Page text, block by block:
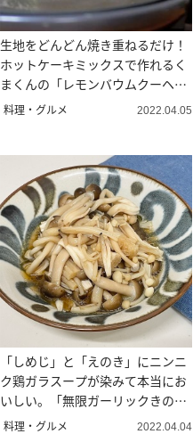
生地をどんどん焼き重ねるだけ！
ホットケーキミックスで作れるく
まくんの「レモンバウムクーヘ
ン」レシピ
料理・グルメ 2022.04.05
「しめじ」と「えのき」にニンニ
ク鶏ガラスープが染みて本当にお
いしい。「無限ガーリックきの
こ」
料理・グルメ 2022.04.04